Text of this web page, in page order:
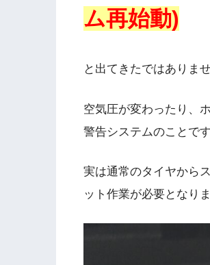
ム再始動)
と出てきたではありま
空気圧が変わったり、
警告システムのことです
実は通常のタイヤから
ット作業が必要となりま